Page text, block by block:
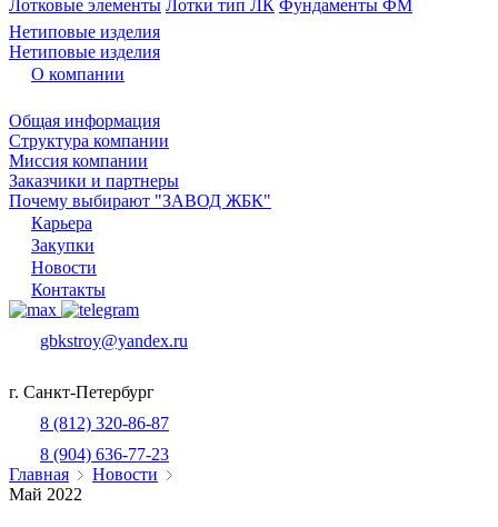
Лотковые элементы Лотки тип ЛК Фундаменты ФМ
Нетиповые изделия
Нетиповые изделия
О компании
Общая информация
Структура компании
Миссия компании
Заказчики и партнеры
Почему выбирают "ЗАВОД ЖБК"
Карьера
Закупки
Новости
Контакты
gbkstroy@yandex.ru
г. Санкт-Петербург
8 (812) 320-86-87
8 (904) 636-77-23
Главная
Новости
Май 2022